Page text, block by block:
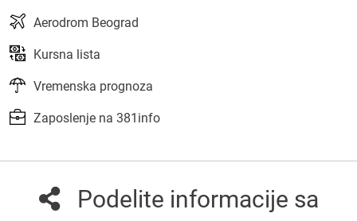
Aerodrom Beograd
Kursna lista
Vremenska prognoza
Zaposlenje na 381info
Podelite informacije sa